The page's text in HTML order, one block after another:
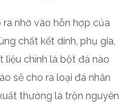
nhờ vào hỗn hợp của
chất kết dính, phụ gia,
liệu chính là bột đá nào
sẽ cho ra loại đá nhân
thường là trộn nguyên